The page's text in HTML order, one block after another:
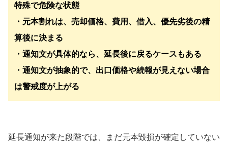
特殊で危険な状態
・元本割れは、売却価格、費用、借入、優先劣後の精
算後に決まる
・通知文が具体的なら、延長後に戻るケースもある
・通知文が抽象的で、出口価格や続報が見えない場合
は警戒度が上がる
延長通知が来た段階では、まだ元本毀損が確定していない